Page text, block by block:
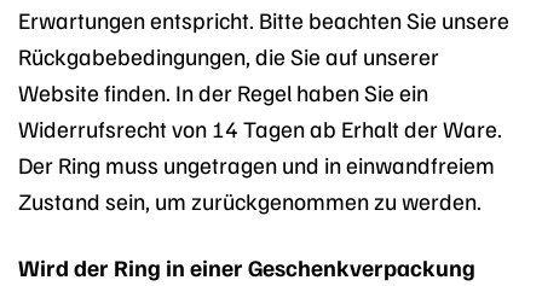
Erwartungen entspricht. Bitte beachten Sie unsere
Rückgabebedingungen, die Sie auf unserer
Website finden. In der Regel haben Sie ein
Widerrufsrecht von 14 Tagen ab Erhalt der Ware.
Der Ring muss ungetragen und in einwandfreiem
Zustand sein, um zurückgenommen zu werden.
Wird der Ring in einer Geschenkverpackung